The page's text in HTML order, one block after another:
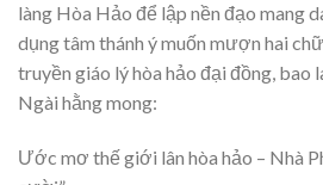
làng Hòa Hảo để lập nền đạo mang
dụng tâm thánh ý muốn mượn hai
truyền giáo lý hòa hảo đại đồng, bao
Ngài hằng mong:
Ước mơ thế giới lân hòa hảo – Nhà